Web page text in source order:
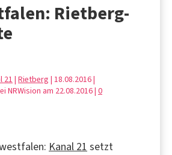
Rietberg-
21 | Rietberg | 18.08.2016 |
NRWision am 22.08.2016 | 0
Kanal 21 setzt